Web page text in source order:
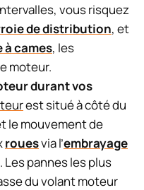
vous risquez
de distribution, et
à cames, les
moteur.
durant vos
est situé à côté du
le mouvement de
rouesvia l’embrayage
. Les pannes les plus
du volant moteur